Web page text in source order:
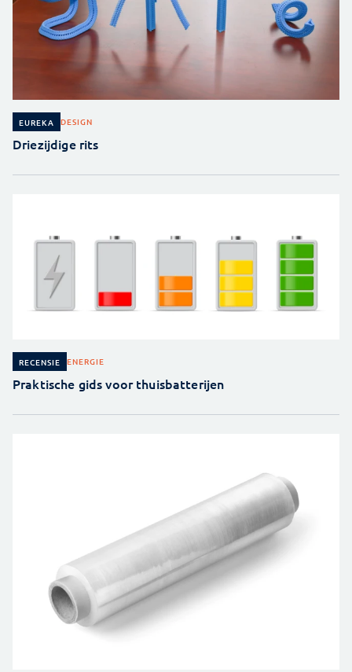
EUREKA DESIGN
Driezijdige rits
RECENSIE ENERGIE
Praktische gids voor thuisbatterijen